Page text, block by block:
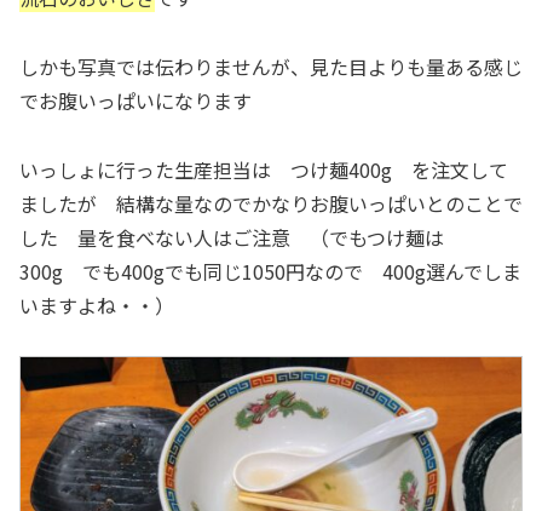
しかも写真では伝わりませんが、見た目よりも量ある感じ
でお腹いっぱいになります
いっしょに行った生産担当は つけ麺400g を注文して
ましたが 結構な量なのでかなりお腹いっぱいとのことで
した 量を食べない人はご注意 （でもつけ麺は
300g でも400gでも同じ1050円なので 400g選んでしま
いますよね・・）